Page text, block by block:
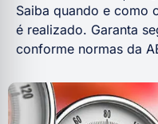
Saiba quando e como
é realizado. Garanta
conforme normas da